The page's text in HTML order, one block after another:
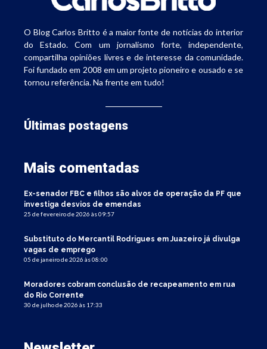
O Blog Carlos Britto é a maior fonte de notícias do interior
do Estado. Com um jornalismo forte, independente,
compartilha opiniões livres e de interesse da comunidade.
Foi fundado em 2008 em um projeto pioneiro e ousado e se
tornou referência. Na frente em tudo!
Últimas postagens
Mais comentadas
Ex-senador FBC e filhos são alvos de operação da PF que
investiga desvios de emendas
25 de fevereiro de 2026 às 09:57
Substituto do Mercantil Rodrigues em Juazeiro já divulga
vagas de emprego
05 de janeiro de 2026 às 08:00
Moradores cobram conclusão de recapeamento em rua
do Rio Corrente
30 de julho de 2026 às 17:33